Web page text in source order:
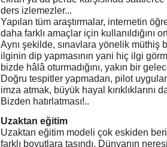
ders izlemezler...
Yapılan tüm araştırmalar, internetin
daha farklı amaçlar için kullanıldığını
Aynı şekilde, sınavlara yönelik
ilginin dip yapmasının yani hiç ilgi
bizde hâlâ oturmadığını, yakın bir
Doğru tespitler yapmadan, pilot
imza atmak, büyük hayal kırıklıklarını
Bizden hatırlatması!..
Uzaktan eğitim
Uzaktan eğitim modeli çok eskiden
farklı boyutlara taşındı. Dünyanın